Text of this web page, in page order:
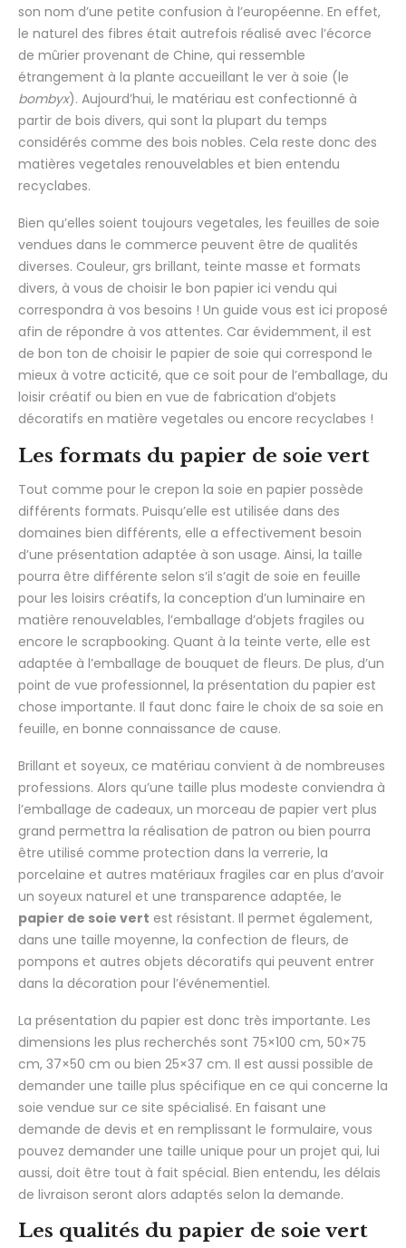
son nom d’une petite confusion à l’européenne. En effet,
le naturel des fibres était autrefois réalisé avec l’écorce
de mûrier provenant de Chine, qui ressemble
étrangement à la plante accueillant le ver à soie (le
bombyx). Aujourd’hui, le matériau est confectionné à
partir de bois divers, qui sont la plupart du temps
considérés comme des bois nobles. Cela reste donc des
matières vegetales renouvelables et bien entendu
recyclabes.
Bien qu’elles soient toujours vegetales, les feuilles de soie
vendues dans le commerce peuvent être de qualités
diverses. Couleur, grs brillant, teinte masse et formats
divers, à vous de choisir le bon papier ici vendu qui
correspondra à vos besoins ! Un guide vous est ici proposé
afin de répondre à vos attentes. Car évidemment, il est
de bon ton de choisir le papier de soie qui correspond le
mieux à votre acticité, que ce soit pour de l’emballage, du
loisir créatif ou bien en vue de fabrication d’objets
décoratifs en matière vegetales ou encore recyclabes !
Les formats du papier de soie vert
Tout comme pour le crepon la soie en papier possède
différents formats. Puisqu’elle est utilisée dans des
domaines bien différents, elle a effectivement besoin
d’une présentation adaptée à son usage. Ainsi, la taille
pourra être différente selon s’il s’agit de soie en feuille
pour les loisirs créatifs, la conception d’un luminaire en
matière renouvelables, l’emballage d’objets fragiles ou
encore le scrapbooking. Quant à la teinte verte, elle est
adaptée à l’emballage de bouquet de fleurs. De plus, d’un
point de vue professionnel, la présentation du papier est
chose importante. Il faut donc faire le choix de sa soie en
feuille, en bonne connaissance de cause.
Brillant et soyeux, ce matériau convient à de nombreuses
professions. Alors qu’une taille plus modeste conviendra à
l’emballage de cadeaux, un morceau de papier vert plus
grand permettra la réalisation de patron ou bien pourra
être utilisé comme protection dans la verrerie, la
porcelaine et autres matériaux fragiles car en plus d’avoir
un soyeux naturel et une transparence adaptée, le
papier de soie vert est résistant. Il permet également,
dans une taille moyenne, la confection de fleurs, de
pompons et autres objets décoratifs qui peuvent entrer
dans la décoration pour l’événementiel.
La présentation du papier est donc très importante. Les
dimensions les plus recherchés sont 75×100 cm, 50×75
cm, 37×50 cm ou bien 25×37 cm. Il est aussi possible de
demander une taille plus spécifique en ce qui concerne la
soie vendue sur ce site spécialisé. En faisant une
demande de devis et en remplissant le formulaire, vous
pouvez demander une taille unique pour un projet qui, lui
aussi, doit être tout à fait spécial. Bien entendu, les délais
de livraison seront alors adaptés selon la demande.
Les qualités du papier de soie vert